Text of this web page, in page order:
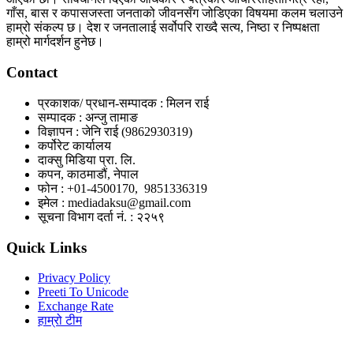
गाँस, बास र कपासजस्ता जनताको जीवनसँग जोडिएका विषयमा कलम चलाउने
हाम्रो संकल्प छ। देश र जनतालाई सर्वोपरि राख्दै सत्य, निष्ठा र निष्पक्षता
हाम्रो मार्गदर्शन हुनेछ।
Contact
प्रकाशक/ प्रधान-सम्पादक : मिलन राई
सम्पादक : अन्जु तामाङ
विज्ञापन : जेनि राई (9862930319)
कर्पोरेट कार्यालय
दाक्सु मिडिया प्रा. लि.
कपन, काठमाडौं, नेपाल
फोन : +01-4500170, 9851336319
इमेल : mediadaksu@gmail.com
सूचना विभाग दर्ता नं. : २२५९
Quick Links
Privacy Policy
Preeti To Unicode
Exchange Rate
हाम्रो टीम